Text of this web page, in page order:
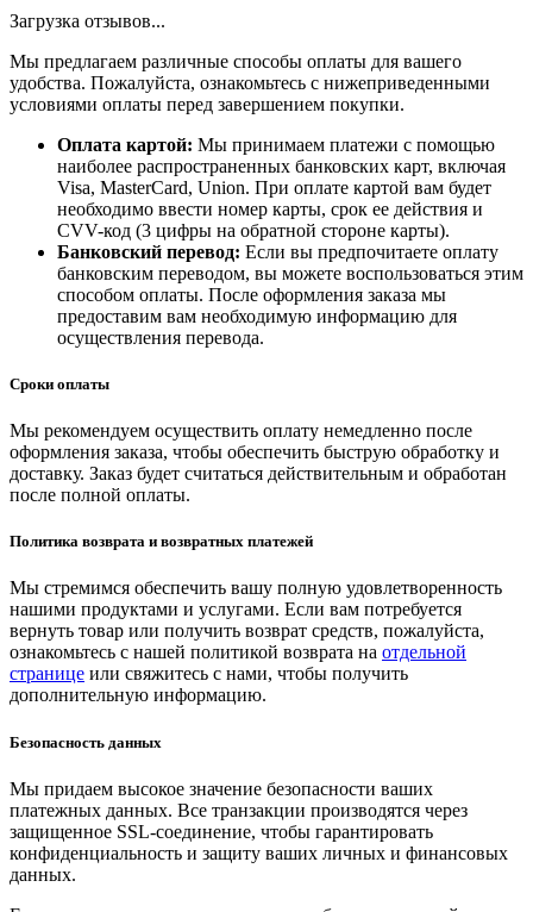
Загрузка отзывов...
Мы предлагаем различные способы оплаты для вашего
удобства. Пожалуйста, ознакомьтесь с нижеприведенными
условиями оплаты перед завершением покупки.
Оплата картой: Мы принимаем платежи с помощью
наиболее распространенных банковских карт, включая
Visa, MasterCard, Union. При оплате картой вам будет
необходимо ввести номер карты, срок ее действия и
CVV-код (3 цифры на обратной стороне карты).
Банковский перевод: Если вы предпочитаете оплату
банковским переводом, вы можете воспользоваться этим
способом оплаты. После оформления заказа мы
предоставим вам необходимую информацию для
осуществления перевода.
Сроки оплаты
Мы рекомендуем осуществить оплату немедленно после
оформления заказа, чтобы обеспечить быструю обработку и
доставку. Заказ будет считаться действительным и обработан
после полной оплаты.
Политика возврата и возвратных платежей
Мы стремимся обеспечить вашу полную удовлетворенность
нашими продуктами и услугами. Если вам потребуется
вернуть товар или получить возврат средств, пожалуйста,
ознакомьтесь с нашей политикой возврата на отдельной
странице или свяжитесь с нами, чтобы получить
дополнительную информацию.
Безопасность данных
Мы придаем высокое значение безопасности ваших
платежных данных. Все транзакции производятся через
защищенное SSL-соединение, чтобы гарантировать
конфиденциальность и защиту ваших личных и финансовых
данных.